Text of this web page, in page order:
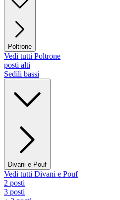
Poltrone
Vedi tutti Poltrone
posti alti
Sedili bassi
Divani e Pouf
Vedi tutti Divani e Pouf
2 posti
3 posti